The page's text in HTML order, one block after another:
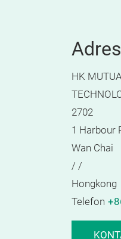
HK
2702
1 Harbour
Wan Chai
/ /
Hongkong
Telefon